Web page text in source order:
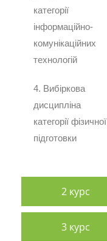
2 курс
3 курс
категорії
інформаційно-
комунікаційних
технологій
4. Вибіркова
дисципліна
категорії фізичної
підготовки